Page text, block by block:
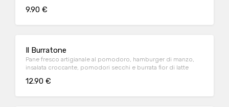
9.90 €
Il Burratone
Pane fresco artigianale al pomodoro, hamburger di manzo,
insalata croccante, pomodori secchi e burrata fior di latte
12.90 €